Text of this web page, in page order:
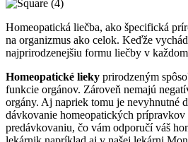
Homeopatická liečba, ako špecifická
na organizmus ako celok. Keďže
najprirodzenejšiu formu liečby v
Homeopatické lieky prirodzeným
funkcie orgánov. Zároveň nemajú
orgány. Aj napriek tomu je nevyhnutné
dávkovanie homeopatických
predávkovaniu, čo vám odporučí váš